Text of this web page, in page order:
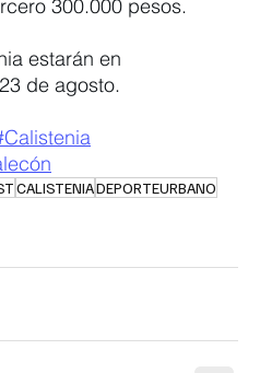
300.000 pesos.
estarán en
de agosto.
CALISTENIADEPORTEURBANO